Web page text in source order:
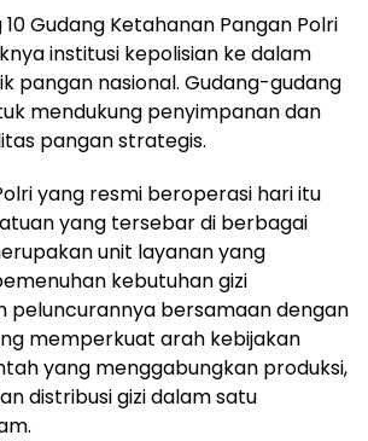
Gudang Ketahanan Pangan Polri
institusi kepolisian ke dalam
pangan nasional. Gudang-gudang
mendukung penyimpanan dan
pangan strategis.
yang resmi beroperasi hari itu
yang tersebar di berbagai
unit layanan yang
kebutuhan gizi
peluncurannya bersamaan dengan
memperkuat arah kebijakan
yang menggabungkan produksi,
distribusi gizi dalam satu